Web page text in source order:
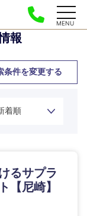
MENU
報
条件を変更する
るサプラ
【尼崎】